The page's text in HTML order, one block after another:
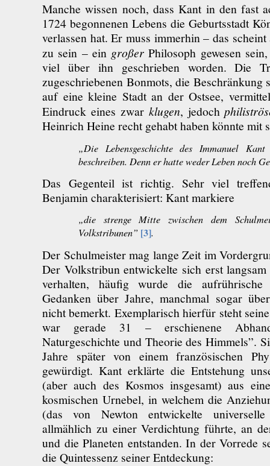
Manche wissen noch, dass Kant in den fast
1724 begonnenen Lebens die Geburtsstadt
verlassen hat. Er muss immerhin – das
zu sein – ein großer Philosoph gewesen
viel über ihn geschrieben worden. Die
zugeschriebenen Bonmots, die Beschränkung
auf eine kleine Stadt an der Ostsee,
Eindruck eines zwar klugen, jedoch
Heinrich Heine recht gehabt haben könnte mit
„Die Lebensgeschichte des Immanuel
beschreiben. Denn er hatte weder Leben noch
Das Gegenteil ist richtig. Sehr viel
Benjamin charakterisiert: Kant markiere
„die strenge Mitte zwischen dem
Volkstribunen” [3].
Der Schulmeister mag lange Zeit im
Der Volkstribun entwickelte sich erst
verhalten, häufig wurde die aufrührische
Gedanken über Jahre, manchmal sogar
nicht bemerkt. Exemplarisch hierfür steht
war gerade 31 – erschienene
Naturgeschichte und Theorie des Himmels”.
Jahre später von einem französischen
gewürdigt. Kant erklärte die Entstehung
(aber auch des Kosmos insgesamt) aus
kosmischen Urnebel, in welchem die
(das von Newton entwickelte universelle
allmählich zu einer Verdichtung führte, an
und die Planeten entstanden. In der Vorrede
die Quintessenz seiner Entdeckung: